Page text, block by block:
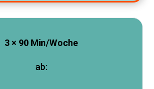
3 × 90 Min/Woche
ab: